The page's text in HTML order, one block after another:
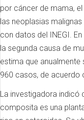
por cáncer de mama,
las neoplasias
con datos del INEGI.
la segunda causa de
estima que
960 casos, de acuerdo
La investigadora indicó
composita es una